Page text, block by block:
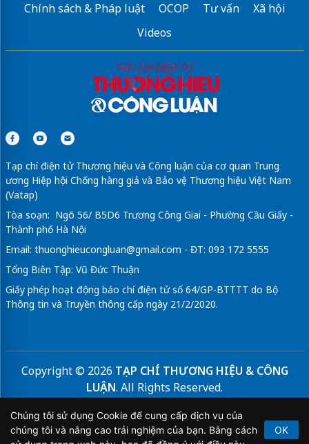
Chính sách & Pháp luật
OCOP Tư vấn
Xã hội
Videos
Tạp chí điện tử Thương hiệu và Công luận của cơ quan Trung
ương Hiệp hội Chống hàng giả và Bảo vệ Thương hiệu Việt Nam
(Vatap)
Tòa soạn: Ngõ 56/ B5D6 Trương Công Giai - Phường Cầu Giấy -
Thành phố Hà Nội
Email: thuonghieucongluan@gmail.com - ĐT: 093 172 5555
Tổng Biên Tập: Vũ Đức Thuận
Giấy phép hoạt động báo chí điện tử số 64/GP-BTTTT do Bộ
Thông tin và Truyền thông cấp ngày 21/2/2020.
Copyright © 2026 TẠP CHÍ THƯƠNG HIỆU & CÔNG
LUẬN. All Rights Reserved.
Bản quyền thuộc Tạp chí Thương hiệu và Công luận. Cấm
sao chép dưới mọi hình thức nếu không có sự chấp thuận
Chúng tôi sử dụng Cookie để cung cấp dịch vụ của
chúng tôi và nâng cao trải nghiệm của bạn. Bằng cách
OK